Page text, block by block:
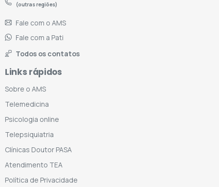
(outras regiões)
Fale com o AMS
Fale com a Pati
Todos os contatos
Links rápidos
Sobre o AMS
Telemedicina
Psicologia online
Telepsiquiatria
Clínicas Doutor PASA
Atendimento TEA
Política de Privacidade